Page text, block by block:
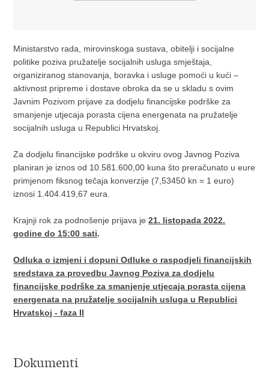
Ministarstvo rada, mirovinskoga sustava, obitelji i socijalne
politike poziva pružatelje socijalnih usluga smještaja,
organiziranog stanovanja, boravka i usluge pomoći u kući –
aktivnost pripreme i dostave obroka da se u skladu s ovim
Javnim Pozivom prijave za dodjelu financijske podrške za
smanjenje utjecaja porasta cijena energenata na pružatelje
socijalnih usluga u Republici Hrvatskoj.
Za dodjelu financijske podrške u okviru ovog Javnog Poziva
planiran je iznos od 10.581.600,00 kuna što preračunato u eure
primjenom fiksnog tečaja konverzije (7,53450 kn = 1 euro)
iznosi 1.404.419,67 eura.
Krajnji rok za podnošenje prijava je 21. listopada 2022.
godine do 15:00 sati.
Odluka o izmjeni i dopuni Odluke o raspodjeli financijskih
sredstava za provedbu Javnog Poziva za dodjelu
financijske podrške za smanjenje utjecaja porasta cijena
energenata na pružatelje socijalnih usluga u Republici
Hrvatskoj - faza II
Dokumenti